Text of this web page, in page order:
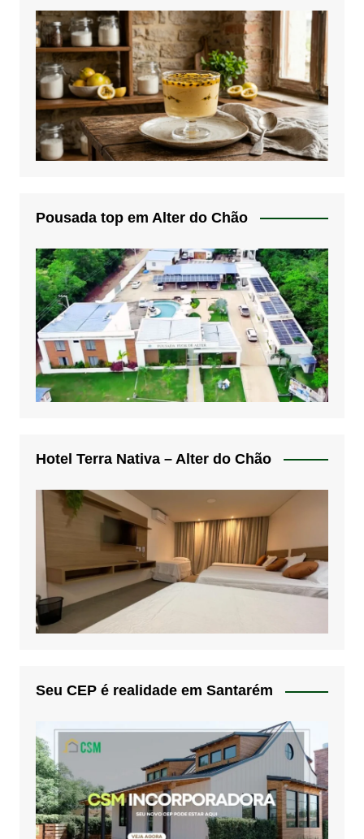
Pousada top em Alter do Chão
Hotel Terra Nativa – Alter do Chão
Seu CEP é realidade em Santarém